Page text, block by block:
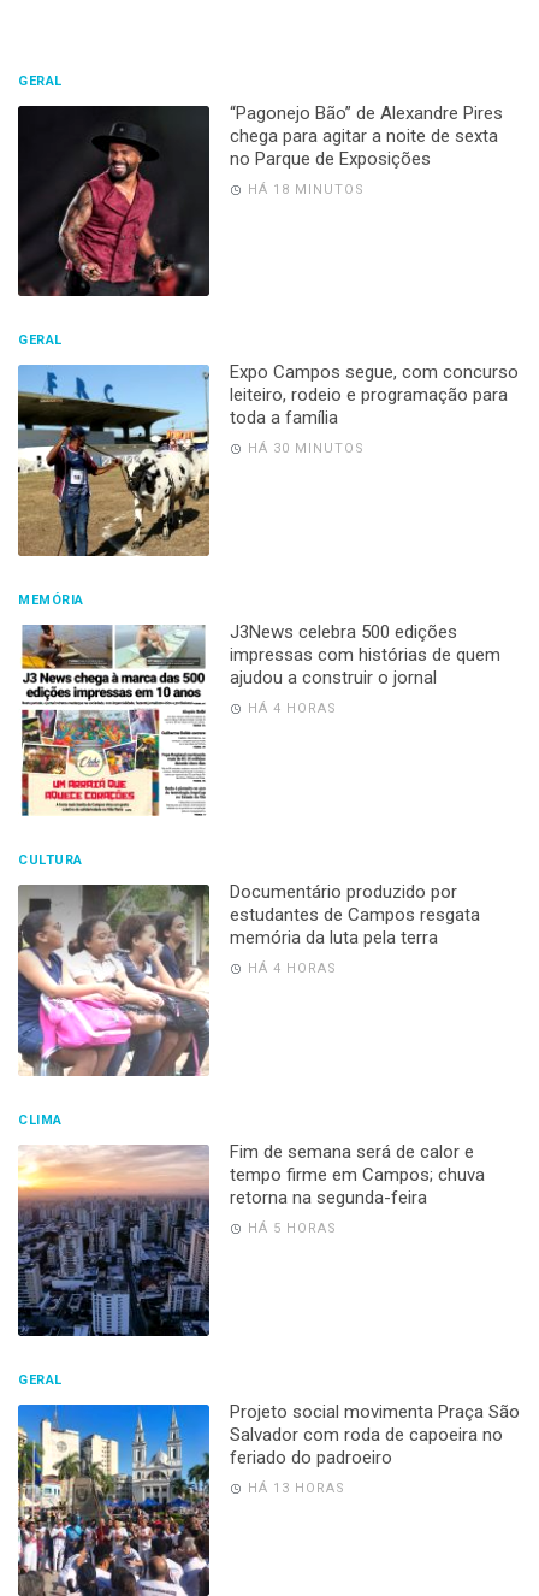
GERAL
“Pagonejo Bão” de Alexandre Pires
chega para agitar a noite de sexta
no Parque de Exposições
HÁ 18 MINUTOS
GERAL
Expo Campos segue, com concurso
leiteiro, rodeio e programação para
toda a família
HÁ 30 MINUTOS
MEMÓRIA
J3News celebra 500 edições
impressas com histórias de quem
ajudou a construir o jornal
HÁ 4 HORAS
CULTURA
Documentário produzido por
estudantes de Campos resgata
memória da luta pela terra
HÁ 4 HORAS
CLIMA
Fim de semana será de calor e
tempo firme em Campos; chuva
retorna na segunda-feira
HÁ 5 HORAS
GERAL
Projeto social movimenta Praça São
Salvador com roda de capoeira no
feriado do padroeiro
HÁ 13 HORAS